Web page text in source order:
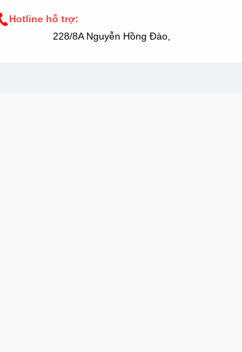
Hotline hỗ trợ:
228/8A Nguyễn Hồng Đào, Phường 14, Tân